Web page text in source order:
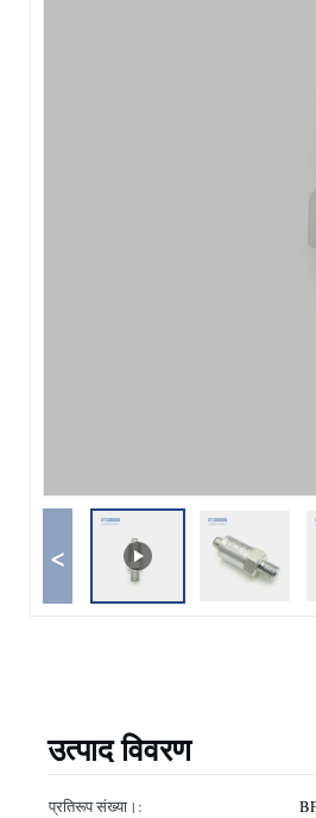
<
उत्पाद विवरण
प्रतिरूप संख्या।: